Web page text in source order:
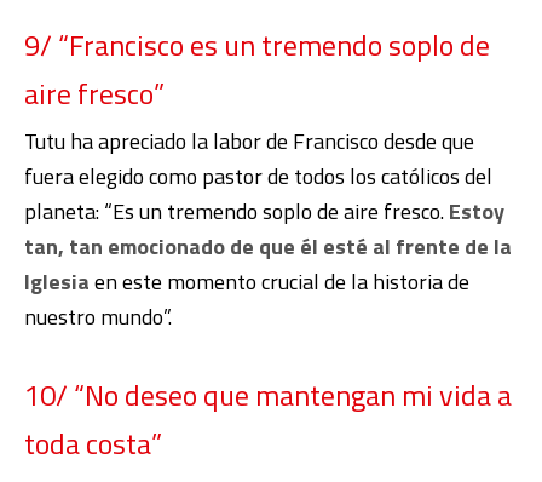
9/ “Francisco es un tremendo soplo de
aire fresco”
Tutu ha apreciado la labor de Francisco desde que
fuera elegido como pastor de todos los católicos del
planeta: “Es un tremendo soplo de aire fresco.Estoy
tan, tan emocionado de que él esté al frente de la
Iglesiaen este momento crucial de la historia de
nuestro mundo”.
10/ “No deseo que mantengan mi vida a
toda costa”